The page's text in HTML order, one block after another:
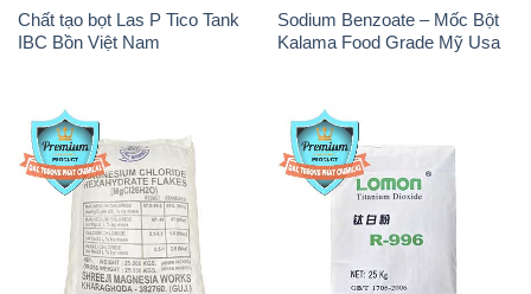
Chất tạo bọt Las P Tico Tank
IBC Bồn Việt Nam
Sodium Benzoate – Mốc Bột
Kalama Food Grade Mỹ Usa